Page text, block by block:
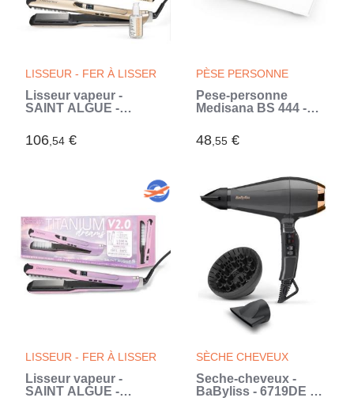
LISSEUR - FER À LISSER
Lisseur vapeur -
SAINT ALGUE -
Demeliss TITANIUM
V2.0 - Lissage Haute
106,54 €
PÈSE PERSONNE
Pese-personne
Medisana BS 444 -
connectée - IMG, IMC..
48,55 €
LISSEUR - FER À LISSER
Lisseur vapeur -
SAINT ALGUE -
SÈCHE CHEVEUX
Seche-cheveux -
BaByliss - 6719DE Air